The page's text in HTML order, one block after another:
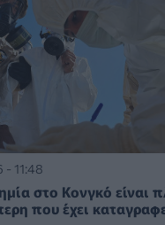
- 11:48
στο Κονγκό είναι
που έχει